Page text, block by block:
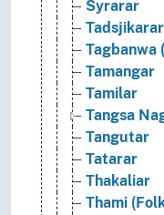
Syrarar
Tadsjikarar
Tagbanwa
Tamangar
Tamilar
Tangsa
Tangutar
Tatarar
Thakaliar
Thami